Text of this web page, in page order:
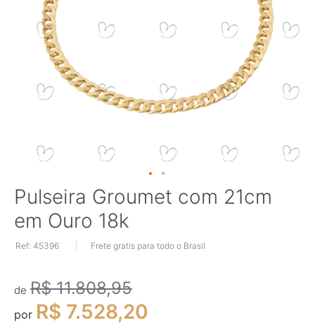
Saltar
para
o
da
imagens
Pulseira Groumet com 21cm
em Ouro 18k
Ref: 45396 Frete gratis para todo o Brasil
de R$ 11.808,95
por R$ 7.528,20